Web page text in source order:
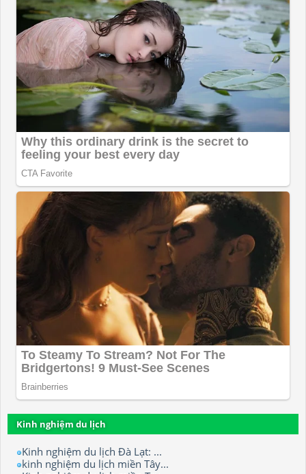
Kinh nghiệm du lịch
Kinh nghiệm du lịch Đà Lạt: ...
kinh nghiệm du lịch miền Tây...